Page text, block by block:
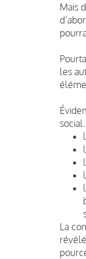
Mais
les
La